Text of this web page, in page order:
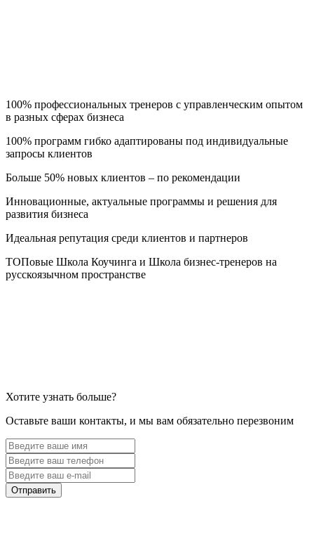
100% профессиональных тренеров с управленческим опытом
в разных сферах бизнеса
100% программ гибко адаптированы под индивидуальные
запросы клиентов
Больше 50% новых клиентов – по рекомендации
Инновационные, актуальные программы и решения для
развития бизнеса
Идеальная репутация среди клиентов и партнеров
ТОПовые Школа Коучинга и Школа бизнес-тренеров на
русскоязычном пространстве
Хотите узнать больше?
Оставьте ваши контакты, и мы вам обязательно перезвоним